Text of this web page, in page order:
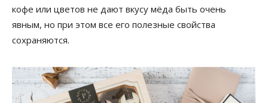
кофе или цветов не дают вкусу мёда быть очень
явным, но при этом все его полезные свойства
сохраняются.